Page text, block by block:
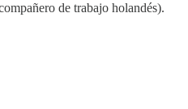
de trabajo holandés).